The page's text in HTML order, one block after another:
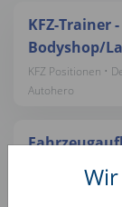
KFZ-Trainer
Bodyshop/
KFZ Positionen •
Autohero
KFZ Positionen •